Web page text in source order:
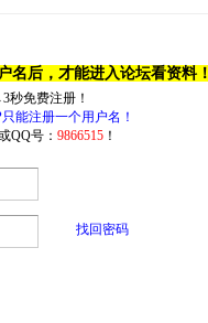
名后，才能进入论坛看资料！
免费注册！
能注册一个用户名！
QQ号： 9866515！
找回密码